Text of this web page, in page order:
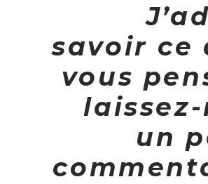
savoir ce
vous
un